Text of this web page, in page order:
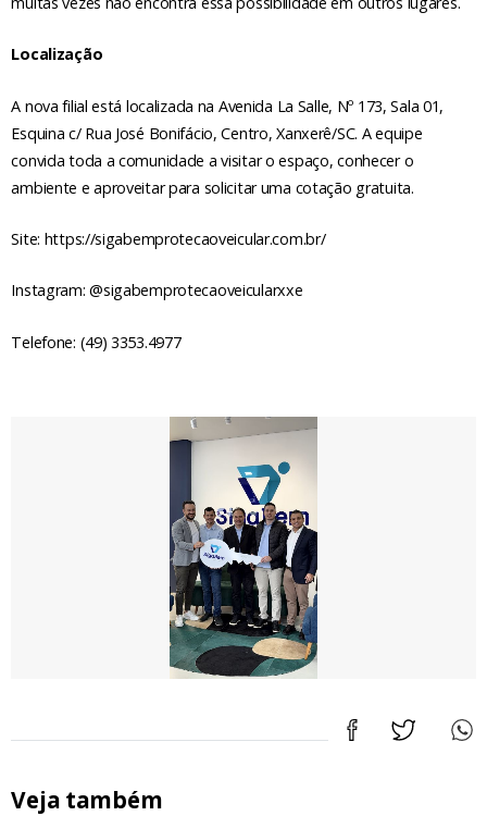
Localização
A nova filial está localizada na Avenida La Salle, Nº 173, Sala 01,
Esquina c/ Rua José Bonifácio, Centro, Xanxerê/SC. A equipe
convida toda a comunidade a visitar o espaço, conhecer o
ambiente e aproveitar para solicitar uma cotação gratuita.
Site: https://sigabemprotecaoveicular.com.br/
Instagram: @sigabemprotecaoveicularxxe
Telefone: (49) 3353.4977
Veja também